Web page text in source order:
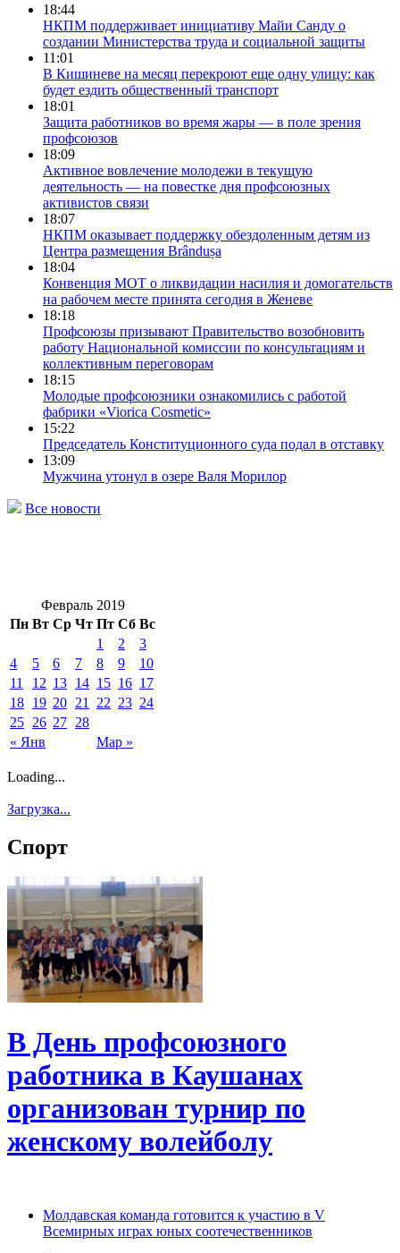
18:44
НКПМ поддерживает инициативу Майи Санду о
создании Министерства труда и социальной защиты
11:01
В Кишиневе на месяц перекроют еще одну улицу: как
будет ездить общественный транспорт
18:01
Защита работников во время жары — в поле зрения
профсоюзов
18:09
Активное вовлечение молодежи в текущую
деятельность — на повестке дня профсоюзных
активистов связи
18:07
НКПМ оказывает поддержку обездоленным детям из
Центра размещения Brândușa
18:04
Конвенция МОТ о ликвидации насилия и домогательств
на рабочем месте принята сегодня в Женеве
18:18
Профсоюзы призывают Правительство возобновить
работу Национальной комиссии по консультациям и
коллективным переговорам
18:15
Молодые профсоюзники ознакомились с работой
фабрики «Viorica Cosmetic»
15:22
Председатель Конституционного cуда подал в отставку
13:09
Мужчина утонул в озере Валя Морилор
Все новости
Февраль 2019
Пн Вт Ср Чт Пт Сб Вс
« Янв Мар »
1 2
3
4
5 6 7 8 9
10
11
12 13 14 15 16 17
18 19 20 21 22 23 24
25 26 27 28
Loading...
Загрузка...
Спорт
В День профсоюзного
работника в Каушанах
организован турнир по
женскому волейболу
Молдавская команда готовится к участию в V
Всемирных играх юных соотечественников